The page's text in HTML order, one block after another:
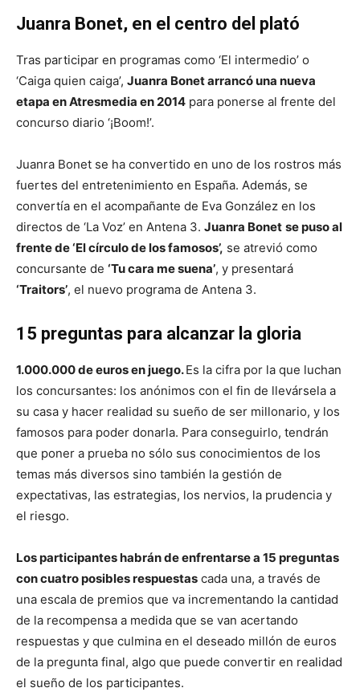
Juanra Bonet, en el centro del plató
Tras participar en programas como ‘El intermedio’ o
‘Caiga quien caiga’, Juanra Bonet arrancó una nueva
etapa en Atresmedia en 2014 para ponerse al frente del
concurso diario ‘¡Boom!’.
Juanra Bonet se ha convertido en uno de los rostros más
fuertes del entretenimiento en España. Además, se
convertía en el acompañante de Eva González en los
directos de ‘La Voz’ en Antena 3. Juanra Bonet se puso al
frente de ‘El círculo de los famosos’, se atrevió como
concursante de ‘Tu cara me suena’, y presentará
‘Traitors’, el nuevo programa de Antena 3.
15 preguntas para alcanzar la gloria
1.000.000 de euros en juego.Es la cifra por la que luchan
los concursantes: los anónimos con el fin de llevársela a
su casa y hacer realidad su sueño de ser millonario, y los
famosos para poder donarla. Para conseguirlo, tendrán
que poner a prueba no sólo sus conocimientos de los
temas más diversos sino también la gestión de
expectativas, las estrategias, los nervios, la prudencia y
el riesgo.
Los participantes habrán de enfrentarse a 15 preguntas
con cuatro posibles respuestas cada una, a través de
una escala de premios que va incrementando la cantidad
de la recompensa a medida que se van acertando
respuestas y que culmina en el deseado millón de euros
de la pregunta final, algo que puede convertir en realidad
el sueño de los participantes.